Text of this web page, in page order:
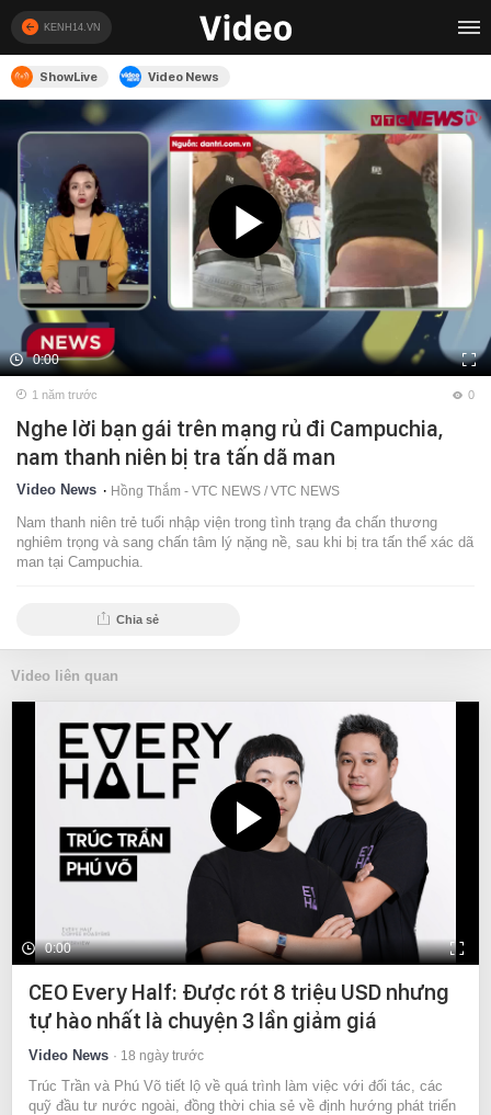
KENH14.VN
ShowLive Video News
0:00
1 năm trước 0
Nghe lời bạn gái trên mạng rủ đi Campuchia,
nam thanh niên bị tra tấn dã man
Video News Hồng Thắm - VTC NEWS / VTC NEWS
Nam thanh niên trẻ tuổi nhập viện trong tình trạng đa chấn thương
nghiêm trọng và sang chấn tâm lý nặng nề, sau khi bị tra tấn thể xác dã
man tại Campuchia.
Chia sẻ
Video liên quan
0:00
CEO Every Half: Được rót 8 triệu USD nhưng
tự hào nhất là chuyện 3 lần giảm giá
Video News 18 ngày trước
Trúc Trần và Phú Võ tiết lộ về quá trình làm việc với đối tác, các
quỹ đầu tư nước ngoài, đồng thời chia sẻ về định hướng phát triển